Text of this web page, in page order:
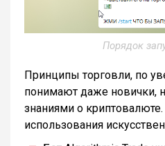
Порядок
Принципы торговли, по
понимают даже новички,
знаниями о
использования